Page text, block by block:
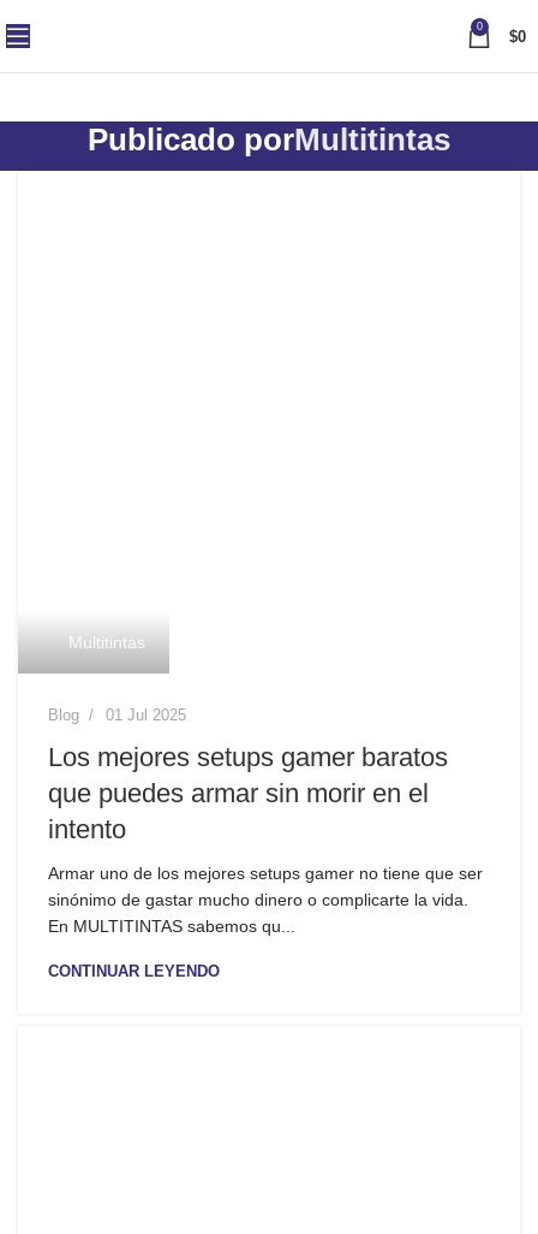
0
$0
Publicado porMultitintas
Multitintas
Blog 01 Jul 2025
Los mejores setups gamer baratos
que puedes armar sin morir en el
intento
Armar uno de los mejores setups gamer no tiene que ser
sinónimo de gastar mucho dinero o complicarte la vida.
En MULTITINTAS sabemos qu...
CONTINUAR LEYENDO